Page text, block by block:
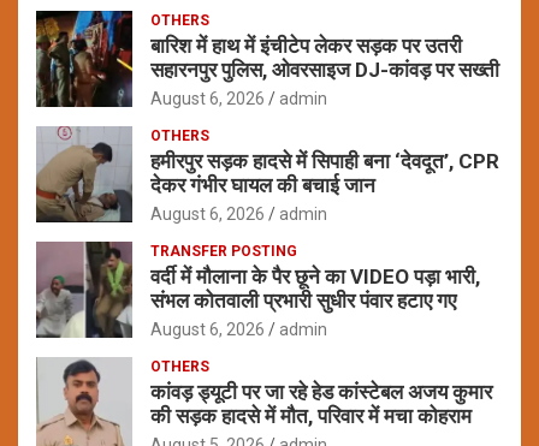
OTHERS
बारिश में हाथ में इंचीटेप लेकर सड़क पर उतरी
सहारनपुर पुलिस, ओवरसाइज DJ-कांवड़ पर सख्ती
August 6, 2026 admin
OTHERS
हमीरपुर सड़क हादसे में सिपाही बना ‘देवदूत’, CPR
देकर गंभीर घायल की बचाई जान
August 6, 2026 admin
TRANSFER POSTING
वर्दी में मौलाना के पैर छूने का VIDEO पड़ा भारी,
संभल कोतवाली प्रभारी सुधीर पंवार हटाए गए
August 6, 2026 admin
OTHERS
कांवड़ ड्यूटी पर जा रहे हेड कांस्टेबल अजय कुमार
की सड़क हादसे में मौत, परिवार में मचा कोहराम